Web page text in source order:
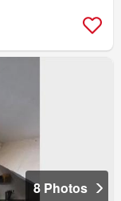
8 Photos